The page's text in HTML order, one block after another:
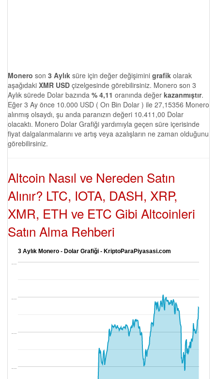
Monero son 3 Aylık süre için değer değişimini grafik olarak
aşağıdaki XMR USD çizelgesinde görebilirsiniz. Monero son 3
Aylık sürede Dolar bazında % 4,11 oranında değer kazanmıştır.
Eğer 3 Ay önce 10.000 USD ( On Bin Dolar ) ile 27,15356 Monero
alınmış olsaydı, şu anda paranızın değeri 10.411,00 Dolar
olacaktı. Monero Dolar Grafiği yardımıyla geçen süre içerisinde
fiyat dalgalanmalarını ve artış veya azalışların ne zaman olduğunu
görebilirsiniz.
Altcoin Nasıl ve Nereden Satın
Alınır? LTC, IOTA, DASH, XRP,
XMR, ETH ve ETC Gibi Altcoinleri
Satın Alma Rehberi
3 Aylık Monero - Dolar Grafiği - KriptoParaPiyasasi.com
…
…